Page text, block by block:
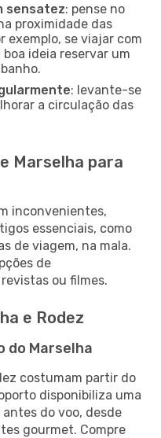
sensatez: pense no
proximidade das
exemplo, se viajar com
ideia reservar um
: levante-se
a circulação das
Marselha para
inconvenientes,
essenciais, como
de viagem, na mala.
de
ou filmes.
e Rodez
do Marselha
costumam partir do
disponibiliza uma
do voo, desde
gourmet. Compre